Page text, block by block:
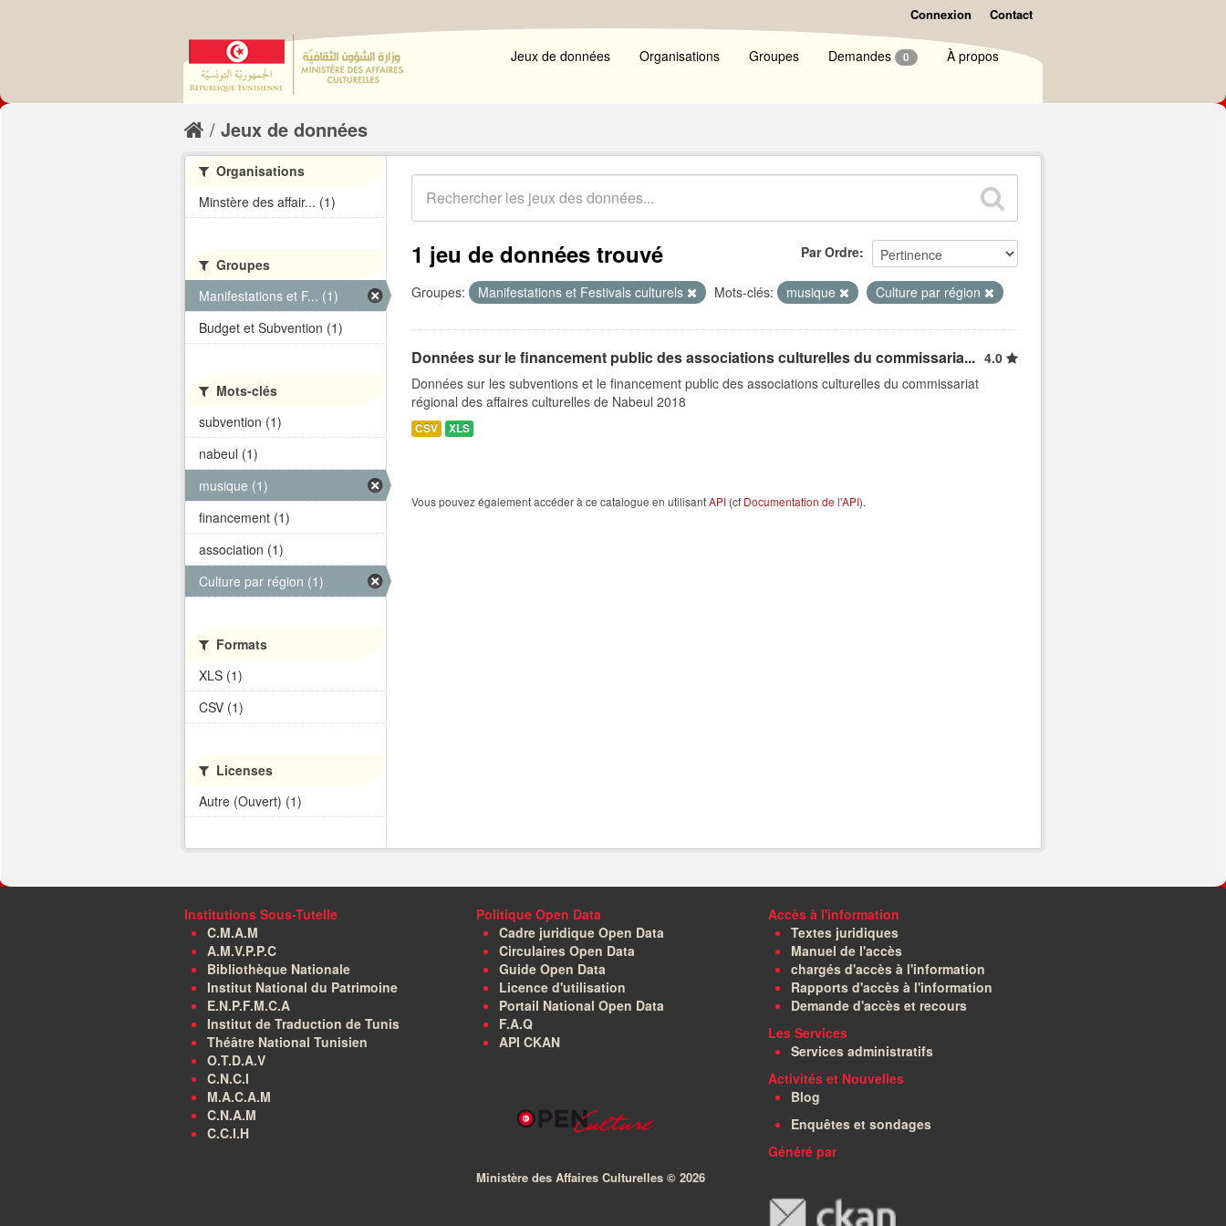
Connexion Contact
Jeux de données Organisations Groupes Demandes 0 À propos
Jeux de données
Par Ordre
1 jeu de données trouvé
Groupes: Manifestations et Festivals culturels Mots-clés: musique Culture par région
Données sur le financement public des associations culturelles du commissaria... 4.0
Données sur les subventions et le financement public des associations culturelles du commissariat
régional des affaires culturelles de Nabeul 2018
CSV XLS
Vous pouvez également accéder à ce catalogue en utilisantAPI (cf Documentation de l'API).
Organisations
Minstère des affair... (1)
Groupes
Manifestations et F... (1)
Budget et Subvention (1)
Mots-clés
subvention (1)
nabeul (1)
musique (1)
financement (1)
association (1)
Culture par région (1)
Formats
XLS (1)
CSV (1)
Licenses
Autre (Ouvert) (1)
Institutions Sous-Tutelle
C.M.A.M
A.M.V.P.P.C
Bibliothèque Nationale
Institut National du Patrimoine
E.N.P.F.M.C.A
Institut de Traduction de Tunis
Théâtre National Tunisien
O.T.D.A.V
C.N.C.I
M.A.C.A.M
C.N.A.M
C.C.I.H
Politique Open Data
Cadre juridique Open Data
Circulaires Open Data
Guide Open Data
Licence d'utilisation
Portail National Open Data
F.A.Q
API CKAN
Ministère des Affaires Culturelles © 2026
Accès à l'information
Textes juridiques
Manuel de l'accès
chargés d'accès à l'information
Rapports d'accès à l'information
Demande d'accès et recours
Les Services
Services administratifs
Activités et Nouvelles
Blog
Enquêtes et sondages
Généré par